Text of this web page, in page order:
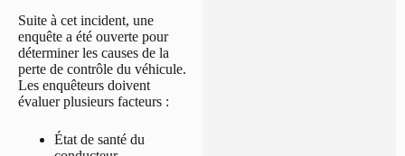
Suite à cet incident, une
enquête a été ouverte pour
déterminer les causes de la
perte de contrôle du véhicule.
Les enquêteurs doivent
évaluer plusieurs facteurs :
État de santé du